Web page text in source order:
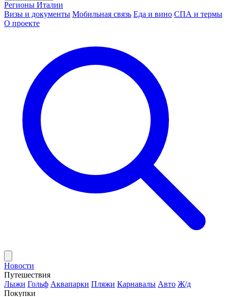
Регионы Италии
Визы и документы Мобильная связь Еда и вино СПА и термы
О проекте
Новости
Путешествия
Лыжи Гольф Аквапарки Пляжи Карнавалы Авто Ж/д
Покупки